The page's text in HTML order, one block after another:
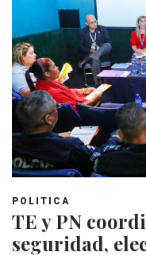
POLITICA
TE y PN
seguridad,